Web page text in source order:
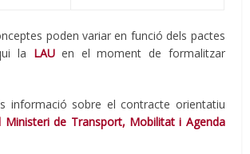
poden variar en funció dels pactes
la LAUen el moment de formalitzar
informació sobre el contracte orientatiu
Ministeri de Transport, Mobilitat i Agenda